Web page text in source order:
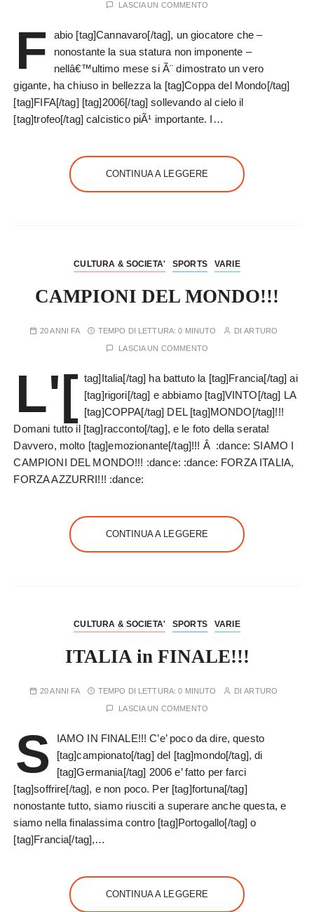
LASCIA UN COMMENTO
F
abio [tag]Cannavaro[/tag], un giocatore che –
nonostante la sua statura non imponente –
nellâ€™ultimo mese si Ã¨ dimostrato un vero
gigante, ha chiuso in bellezza la [tag]Coppa del Mondo[/tag]
[tag]FIFA[/tag] [tag]2006[/tag] sollevando al cielo il
[tag]trofeo[/tag] calcistico piÃ¹ importante. I…
CONTINUA A LEGGERE
CULTURA & SOCIETA' SPORTS VARIE
CAMPIONI DEL MONDO!!!
20 ANNI FA TEMPO DI LETTURA:0 MINUTO DIARTURO
LASCIA UN COMMENTO
L'[ tag]Italia[/tag] ha battuto la [tag]Francia[/tag] ai
[tag]rigori[/tag] e abbiamo [tag]VINTO[/tag] LA
[tag]COPPA[/tag] DEL [tag]MONDO[/tag]!!!
Domani tutto il [tag]racconto[/tag], e le foto della serata!
Davvero, molto [tag]emozionante[/tag]!!! Â :dance: SIAMO I
CAMPIONI DEL MONDO!!! :dance: :dance: FORZA ITALIA,
FORZA AZZURRI!!! :dance:
CONTINUA A LEGGERE
CULTURA & SOCIETA' SPORTS VARIE
ITALIA in FINALE!!!
20 ANNI FA TEMPO DI LETTURA:0 MINUTO DIARTURO
LASCIA UN COMMENTO
S
IAMO IN FINALE!!! C’e’ poco da dire, questo
[tag]campionato[/tag] del [tag]mondo[/tag], di
[tag]Germania[/tag] 2006 e’ fatto per farci
[tag]soffrire[/tag], e non poco. Per [tag]fortuna[/tag]
nonostante tutto, siamo riusciti a superare anche questa, e
siamo nella finalassima contro [tag]Portogallo[/tag] o
[tag]Francia[/tag],…
CONTINUA A LEGGERE